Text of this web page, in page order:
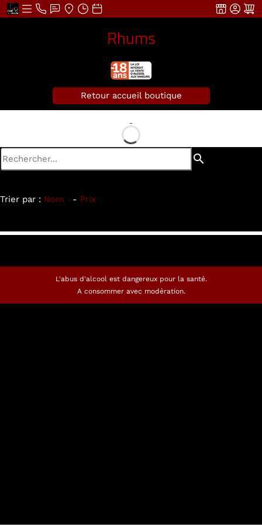
Rhums
Retour accueil boutique
search
Trier par : Nom - Prix
L'abus d'alcool est dangereux pour la santé.
A consommer avec modération.